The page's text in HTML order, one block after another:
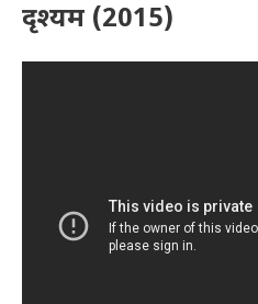
दृश्यम (2015)